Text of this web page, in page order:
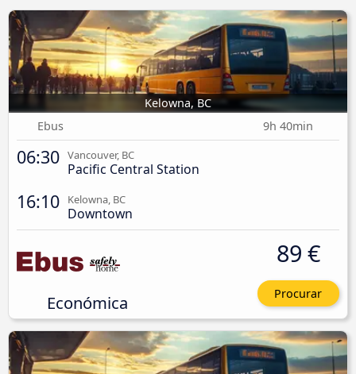
Kelowna, BC
Ebus
9h 40min
06:30 Vancouver, BC
Pacific Central Station
16:10 Kelowna, BC
Downtown
Económica
89 €
Procurar